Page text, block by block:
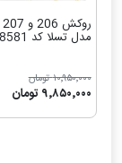
مدل تسلا کد 8581
۱۰٬۹۵۰٬۰۰۰ تومان
۹٬۸۵۰٬۰۰۰ تومان